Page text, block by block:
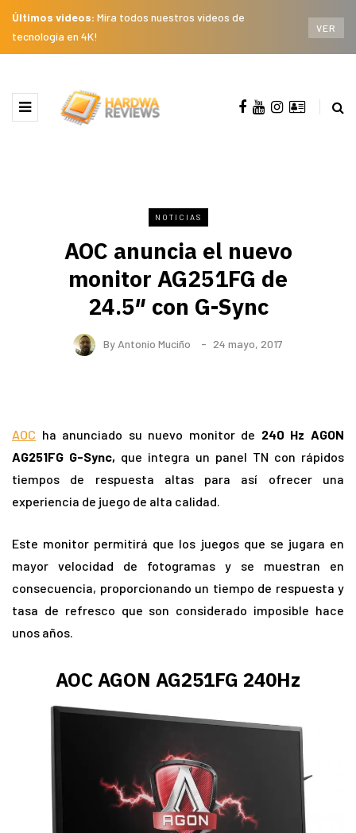
Últimos videos: Mira todos nuestros videos de
tecnología en 4K!
VER
NOTICIAS
AOC anuncia el nuevo
monitor AG251FG de
24.5″ con G-Sync
By Antonio Muciño 24 mayo, 2017
AOC ha anunciado su nuevo monitor de 240 Hz AGON
AG251FG G-Sync, que integra un panel TN con rápidos
tiempos de respuesta altas para así ofrecer una
experiencia de juego de alta calidad.
Este monitor permitirá que los juegos que se jugara en
mayor velocidad de fotogramas y se muestran en
consecuencia, proporcionando un tiempo de respuesta y
tasa de refresco que son considerado imposible hace
unos años.
AOC AGON AG251FG 240Hz